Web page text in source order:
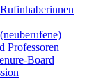
Professoren
Board